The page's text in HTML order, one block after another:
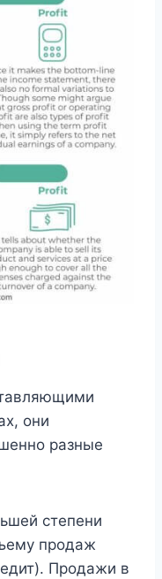
они
разные
степени
продаж
Продажи в